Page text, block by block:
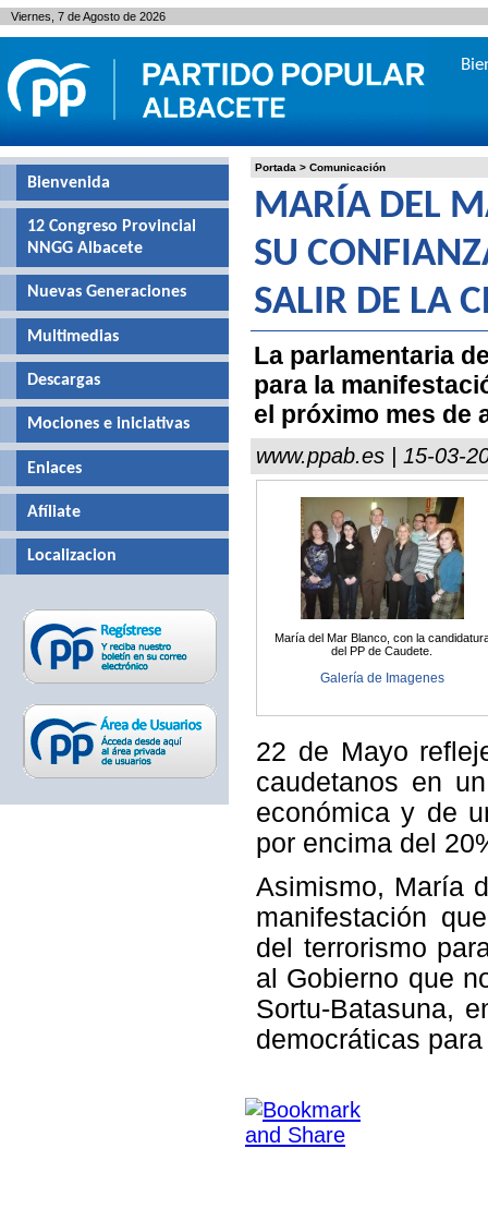
Portada > Comunicación
MARÍA DEL
SU
SALIR DE LA
La parlamentaria
para la
el próximo mes de
www.ppab.es | 15-03-
María del Mar Blanco, con la
del PP de Caudete.
Galería de Imagenes
22 de Mayo
caudetanos en
económica y de
por encima del
Asimismo, María
manifestación
del terrorismo
al Gobierno que
Sortu-Batasuna,
democráticas
Bienvenida
12 Congreso Provincial
NNGG Albacete
Nuevas Generaciones
Multimedias
Descargas
Mociones e iniciativas
Enlaces
Afíliate
Localizacion
Viernes, 7 de Agosto de 2026